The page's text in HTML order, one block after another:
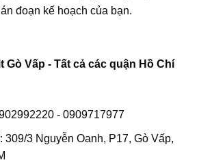
đoạn kế hoạch của bạn.
Gò Vấp - Tất cả các quận Hồ Chí
- 0909717977
: 309/3 Nguyễn Oanh, P17, Gò Vấp,